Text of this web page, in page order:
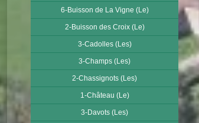
6-Buisson de La Vigne (Le)
2-Buisson des Croix (Le)
3-Cadolles (Les)
3-Champs (Les)
2-Chassignots (Les)
1-Château (Le)
3-Davots (Les)